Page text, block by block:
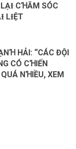
CꞪĂM SÓC
LƗỆT
HẢI: “CÁC ĐỘI
CÓ CꞪIẾN
NꞪIỀU, XEM